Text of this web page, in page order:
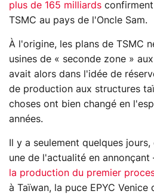
plus de 165 milliards
TSMC au pays de l'Oncle Sam.
À l'origine, les plans de TSMC
usines de « seconde zone »
avait alors dans l'idée de
de production aux structures
choses ont bien changé en
années.
Il y a seulement quelques
une de l'actualité en annonçant
la production du premier
à Taïwan, la puce EPYC Venice